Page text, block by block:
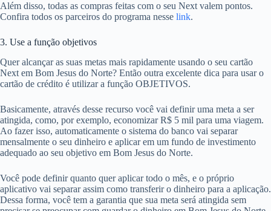
Além disso, todas as compras feitas com o seu Next valem pontos.
Confira todos os parceiros do programa nesse link.
3. Use a função objetivos
Quer alcançar as suas metas mais rapidamente usando o seu cartão
Next em Bom Jesus do Norte? Então outra excelente dica para usar o
cartão de crédito é utilizar a função OBJETIVOS.
Basicamente, através desse recurso você vai definir uma meta a ser
atingida, como, por exemplo, economizar R$ 5 mil para uma viagem.
Ao fazer isso, automaticamente o sistema do banco vai separar
mensalmente o seu dinheiro e aplicar em um fundo de investimento
adequado ao seu objetivo em Bom Jesus do Norte.
Você pode definir quanto quer aplicar todo o mês, e o próprio
aplicativo vai separar assim como transferir o dinheiro para a aplicação.
Dessa forma, você tem a garantia que sua meta será atingida sem